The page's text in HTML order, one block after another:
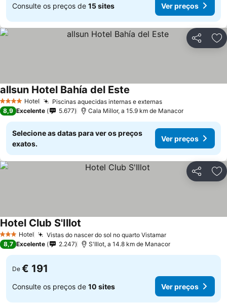
Consulte os preços de 15 sites Ver preços
Partilhar
4 EstrelasHotel Piscinas aquecidas internas e externas
allsun Hotel Bahía del Este
8,9 Excelente 5.677 Cala Millor, a 15.9 km de Manacor
Selecione as datas para ver os preços
exatos.
Ver preços
Partilhar
3 EstrelasHotel Vistas do nascer do sol no quarto Vistamar
Hotel Club S'Illot
8,7 Excelente 2.247 S'Illot, a 14.8 km de Manacor
De € 191
Consulte os preços de 10 sites Ver preços